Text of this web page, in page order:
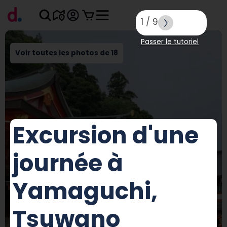
Voir toutes les photos de 18
Excursion d'une
journée à
Yamaguchi,
Tsuwano
1 / 9
Passer le tutoriel